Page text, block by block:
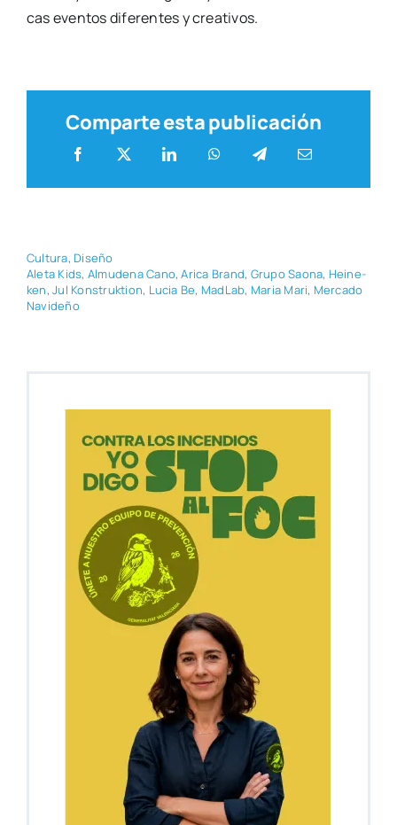
cas even­tos dife­ren­tes y crea­ti­vos.
Comparte esta publicación
Cul­tu­ra, Dise­ño
Ale­ta Kids, Almu­de­na Cano,Ari­ca Brand, Gru­po Sao­na, Hei­ne­
ken,Jul Kons­truk­tion, Lucia Be, Mad­Lab, Maria Mari, Mer­ca­do
Navi­de­ño